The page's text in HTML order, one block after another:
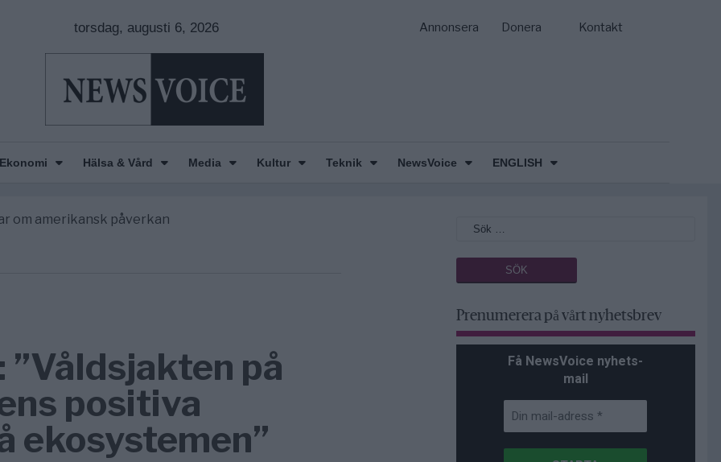
torsdag, augusti 6, 2026 Annonsera Donera Kontakt
Ekonomi Hälsa & Vård Media Kultur Teknik NewsVoice ENGLISH
Wearing Down
någonsin
Wearing Down
på
positiva
ekosystemen”
Prenumerera på vårt nyhetsbrev
Få NewsVoice nyhets-
mail